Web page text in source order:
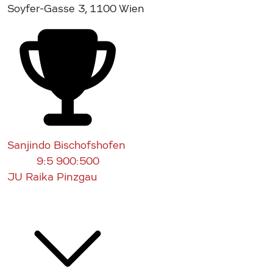
Soyfer-Gasse 3, 1100 Wien
Sanjindo Bischofshofen
9:5 900:500
JU Raika Pinzgau